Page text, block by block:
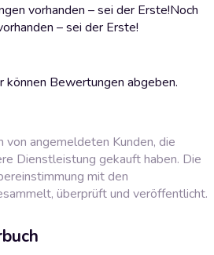
vorhanden – sei der Erste!Noch
– sei der Erste!
Bewertungen abgeben.
von angemeldeten Kunden, die
Dienstleistung gekauft haben. Die
mit den
überprüft und veröffentlicht.